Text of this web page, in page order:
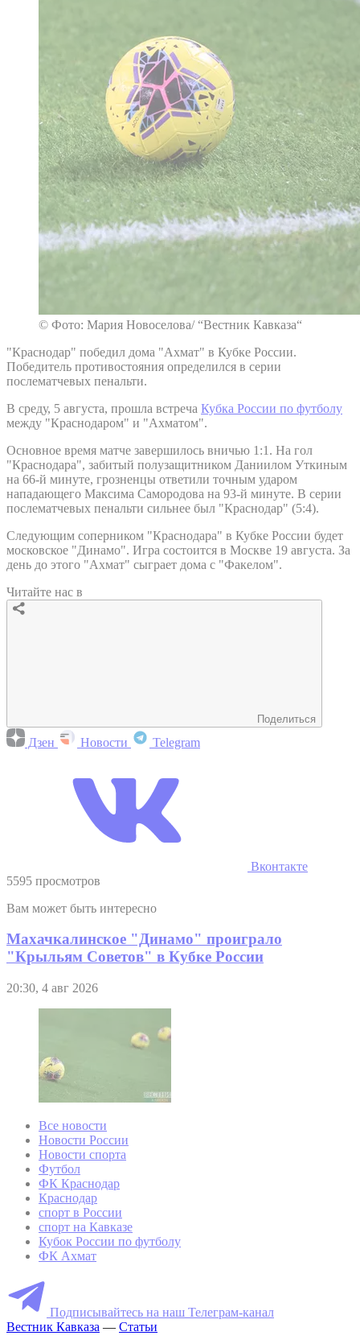
© Фото: Мария Новоселова/ “Вестник Кавказа“
"Краснодар" победил дома "Ахмат" в Кубке России.
Победитель противостояния определился в серии
послематчевых пенальти.
В среду, 5 августа, прошла встреча Кубка России по футболу
между "Краснодаром" и "Ахматом".
Основное время матче завершилось вничью 1:1. На гол
"Краснодара", забитый полузащитником Даниилом Уткиным
на 66-й минуте, грозненцы ответили точным ударом
нападающего Максима Самородова на 93-й минуте. В серии
послематчевых пенальти сильнее был "Краснодар" (5:4).
Следующим соперником "Краснодара" в Кубке России будет
московское "Динамо". Игра состоится в Москве 19 августа. За
день до этого "Ахмат" сыграет дома с "Факелом".
Читайте нас в
Поделиться
Дзен Новости Telegram
Вконтакте
5595 просмотров
Вам может быть интересно
Махачкалинское "Динамо" проиграло
"Крыльям Советов" в Кубке России
20:30, 4 авг 2026
Все новости
Новости России
Новости спорта
Футбол
ФК Краснодар
Краснодар
спорт в России
спорт на Кавказе
Кубок России по футболу
ФК Ахмат
Подписывайтесь на наш Телеграм-канал
Вестник Кавказа — Статьи